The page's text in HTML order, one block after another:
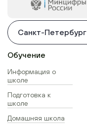
Санкт-Петербург
Обучение
Информация о
школе
Подготовка к
школе
Домашняя школа